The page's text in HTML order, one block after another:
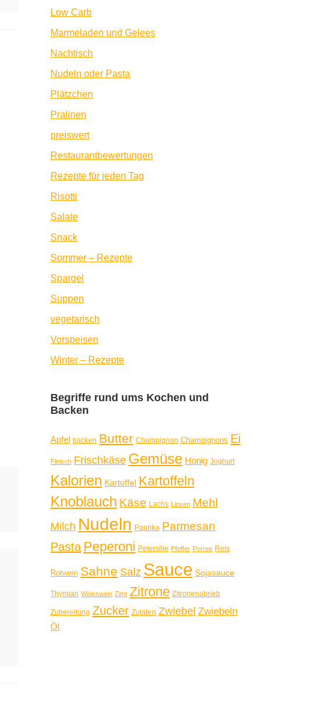
Low Carb
Marmeladen und Gelees
Nachtisch
Nudeln oder Pasta
Plätzchen
Pralinen
preiswert
Restaurantbewertungen
Rezepte für jeden Tag
Risotti
Salate
Snack
Sommer – Rezepte
Spargel
Suppen
vegetarisch
Vorspeisen
Winter – Rezepte
Begriffe rund ums Kochen und
Backen
Apfel backen Butter Champignon Champignons Ei
Fleisch Frischkäse Gemüse Honig Joghurt
Kalorien Kartoffel Kartoffeln
Knoblauch Käse Lachs Linsen Mehl
Milch Nudeln Paprika Parmesan
Pasta Peperoni Petersilie Pfeffer Porree Reis
Rotwein Sahne Salz Sauce Sojasauce
Thymian Weisswein Zimt Zitrone Zitronenabrieb
Zubereitung Zucker Zutaten Zwiebel Zwiebeln
Öl